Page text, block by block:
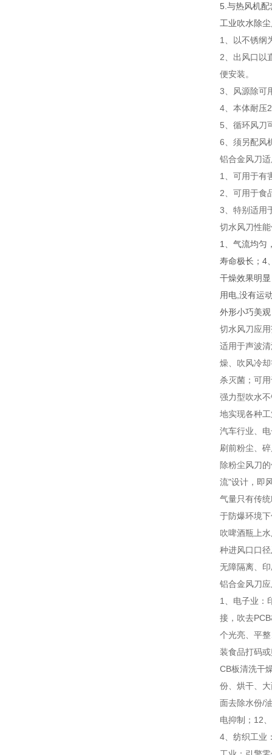
5.与热风机配
工业吹水除
1、以不锈纲
2、出风口以
便安装。
3、风源除可
4、本体耐压
5、循环风刀
6、须另配风
铝合金风刀
1、可用于有
2、可用于食
3、特别适用
切水风刀性
1、气流均匀
寿命极长；4
干燥效果明
用电,没有运
外形小巧美
切水风刀应
适用于声波
燥、吹风冷
杀灭菌；可
强力型吹水
地实现各种
汽车行业、
刷前粉尘、
除粉尘风刀
流"设计，即
气量只有传
于防爆环境
吹啤酒瓶上
种进风口口
无障隔离、
铝合金风刀
1、电子业：
接，吹去
个光亮、平
装食品打码
CB板清洗干
份、烘干、
面去除水份/
电抑制；12
4、纺织工业